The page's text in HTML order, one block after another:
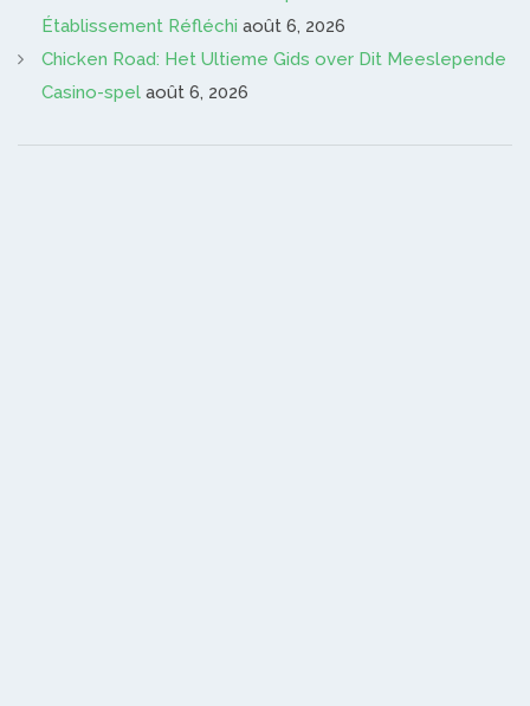
Établissement Réfléchi août 6, 2026
Chicken Road: Het Ultieme Gids over Dit Meeslepende
Casino-spel août 6, 2026